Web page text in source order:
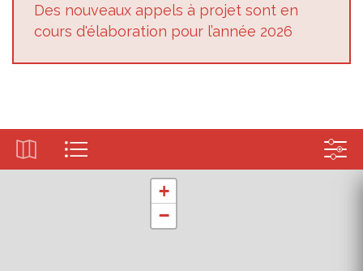
Des nou­veaux appels à pro­jet sont en
cours d'éla­bo­ra­tion pour l’an­née 2026
+
−